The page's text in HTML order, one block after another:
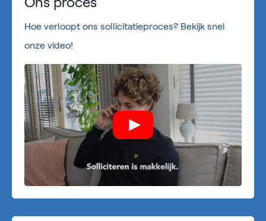
Hoe verloopt ons sollicitatieproces? Bekijk snel
onze video!